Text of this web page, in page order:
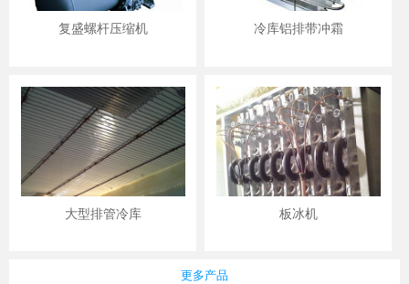
复盛螺杆压缩机 冷库铝排带冲霜
大型排管冷库 板冰机
更多产品